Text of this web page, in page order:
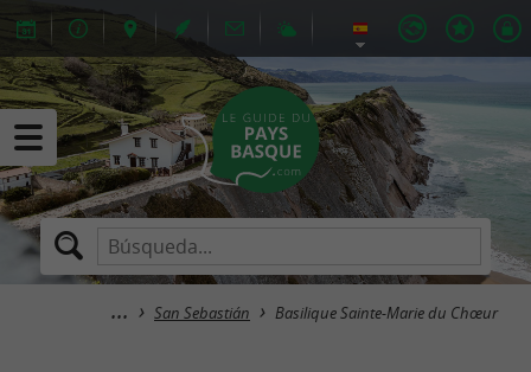
San Sebastián Basilique Sainte-Marie du Chœur